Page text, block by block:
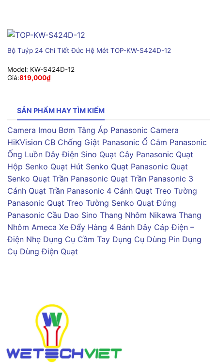
Bộ Tuýp 24 Chi Tiết Đức Hệ Mét TOP-KW-S424D-12
Model: KW-S424D-12
Giá:819,000₫
SẢN PHẨM HAY TÌM KIẾM
Camera Imou Bơm Tăng Áp Panasonic Camera
HiKVision CB Chống Giật Panasonic Ổ Cắm Panasonic
Ống Luồn Dây Điện Sino Quạt Cây Panasonic Quạt
Hộp Senko Quạt Hút Senko Quạt Panasonic Quạt
Senko Quạt Trần Panasonic Quạt Trần Panasonic 3
Cánh Quạt Trần Panasonic 4 Cánh Quạt Treo Tường
Panasonic Quạt Treo Tường Senko Quạt Đứng
Panasonic Cầu Dao Sino Thang Nhôm Nikawa Thang
Nhôm Ameca Xe Đẩy Hàng 4 Bánh Dây Cáp Điện –
Điện Nhẹ Dụng Cụ Cầm Tay Dụng Cụ Dùng Pin Dụng
Cụ Dùng Điện Quạt